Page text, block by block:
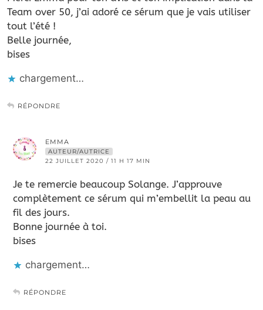
Team over 50, j’ai adoré ce sérum que je vais utiliser
tout l’été !
Belle journée,
bises
chargement…
RÉPONDRE
EMMA
AUTEUR/AUTRICE
22 JUILLET 2020 / 11 H 17 MIN
Je te remercie beaucoup Solange. J’approuve
complètement ce sérum qui m’embellit la peau au
fil des jours.
Bonne journée à toi.
bises
chargement…
RÉPONDRE